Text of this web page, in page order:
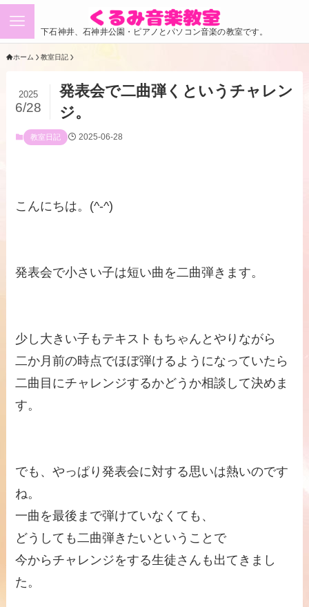
下石神井、石神井公園・ピアノとパソコン音楽の教室です。
ホーム 教室日記
発表会で二曲弾くというチャレン
ジ。
2025
6/28
教室日記 2025-06-28
こんにちは。(^-^)
発表会で小さい子は短い曲を二曲弾きます。
少し大きい子もテキストもちゃんとやりながら
二か月前の時点でほぼ弾けるようになっていたら
二曲目にチャレンジするかどうか相談して決めま
す。
でも、やっぱり発表会に対する思いは熱いのです
ね。
一曲を最後まで弾けていなくても、
どうしても二曲弾きたいということで
今からチャレンジをする生徒さんも出てきまし
た。